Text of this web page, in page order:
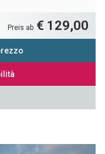
Preis ab € 129,00